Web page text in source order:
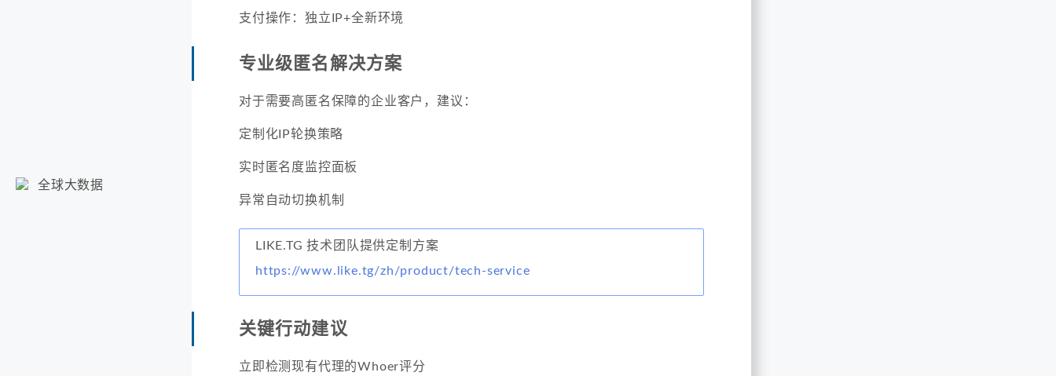
全球大数据
支付操作：独立IP+全新环境
专业级匿名解决方案
对于需要高匿名保障的企业客户，建议：
定制化IP轮换策略
实时匿名度监控面板
异常自动切换机制
LIKE.TG 技术团队提供定制方案
https://www.like.tg/zh/product/tech-service
关键行动建议
立即检测现有代理的Whoer评分